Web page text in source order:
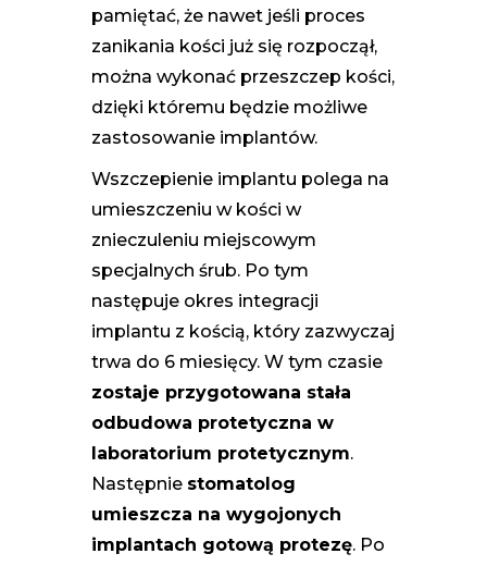
pamiętać, że nawet jeśli proces
zanikania kości już się rozpoczął,
można wykonać przeszczep kości,
dzięki któremu będzie możliwe
zastosowanie implantów.
Wszczepienie implantu polega na
umieszczeniu w kości w
znieczuleniu miejscowym
specjalnych śrub. Po tym
następuje okres integracji
implantu z kością, który zazwyczaj
trwa do 6 miesięcy. W tym czasie
zostaje przygotowana stała
odbudowa protetyczna w
laboratorium protetycznym.
Następnie stomatolog
umieszcza na wygojonych
implantach gotową protezę. Po